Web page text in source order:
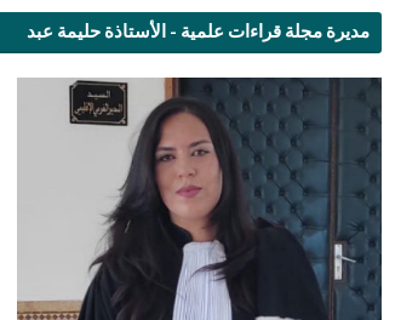
مديرة مجلة قراءات علمية - الأستاذة حليمة عبد